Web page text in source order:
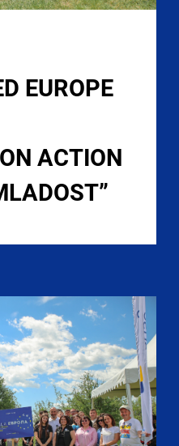
EUROPE
ACTION